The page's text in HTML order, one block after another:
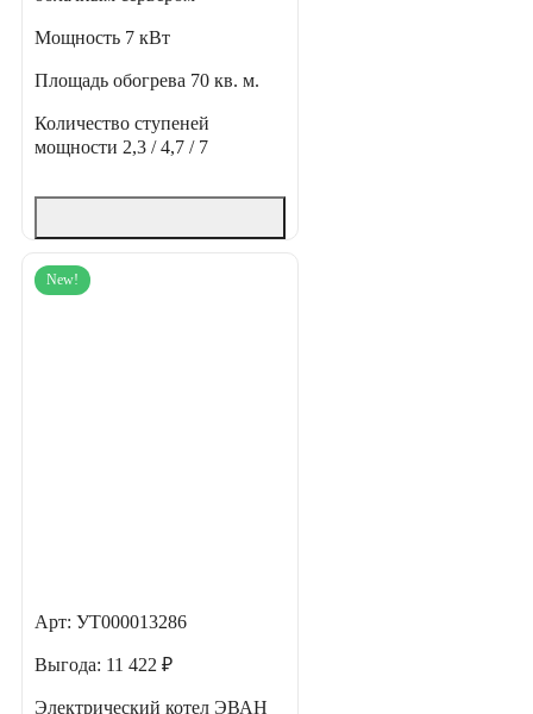
Мощность 7 кВт
Площадь обогрева 70 кв. м.
Количество ступеней
мощности 2,3 / 4,7 / 7
New!
Арт: УТ000013286
Выгода: 11 422 ₽
Электрический котел ЭВАН